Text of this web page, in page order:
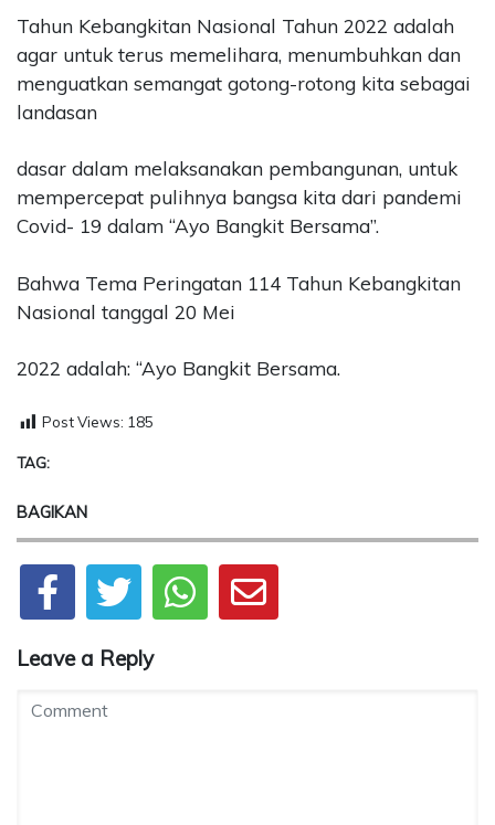
Tahun Kebangkitan Nasional Tahun 2022 adalah
agar untuk terus memelihara, menumbuhkan dan
menguatkan semangat gotong-rotong kita sebagai
landasan
dasar dalam melaksanakan pembangunan, untuk
mempercepat pulihnya bangsa kita dari pandemi
Covid- 19 dalam “Ayo Bangkit Bersama”.
Bahwa Tema Peringatan 114 Tahun Kebangkitan
Nasional tanggal 20 Mei
2022 adalah: “Ayo Bangkit Bersama.
Post Views: 185
TAG:
BAGIKAN
Leave a Reply